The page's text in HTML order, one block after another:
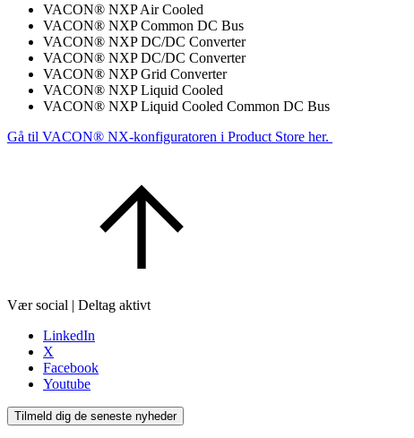
VACON® NXP Air Cooled
VACON® NXP Common DC Bus
VACON® NXP DC/DC Converter
VACON® NXP DC/DC Converter
VACON® NXP Grid Converter
VACON® NXP Liquid Cooled
VACON® NXP Liquid Cooled Common DC Bus
Gå til VACON® NX-konfiguratoren i Product Store her.
Vær social | Deltag aktivt
LinkedIn
X
Facebook
Youtube
Tilmeld dig de seneste nyheder